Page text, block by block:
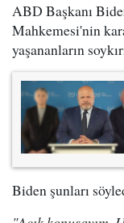
ABD Başkanı
Mahkemesi'nin
yaşananların
Biden şunları